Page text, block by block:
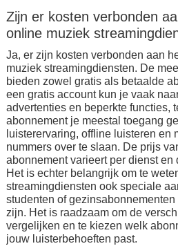
Zijn er kosten verbonden
online muziek
Ja, er zijn kosten verbonden aan
muziek streamingdiensten. De
bieden zowel gratis als betaalde
een gratis account kun je vaak
advertenties en beperkte functies,
abonnement je meestal toegang
luisterervaring, offline luisteren en
nummers over te slaan. De prijs
abonnement varieert per dienst en
Het is echter belangrijk om te
streamingdiensten ook speciale
studenten of
zijn. Het is raadzaam om de
vergelijken en te kiezen welk
jouw luisterbehoeften past.